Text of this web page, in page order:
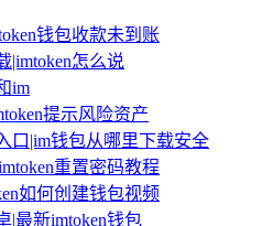
钱包收款未到账
|imtoken怎么说
im
提示风险资产
口|im钱包从哪里下载安全
重置密码教程
如何创建钱包视频
|最新imtoken钱包